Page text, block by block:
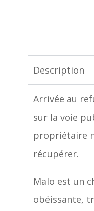
Description
Arrivée au
sur la voie
propriétaire
récupérer.
Malo est un
obéissante,